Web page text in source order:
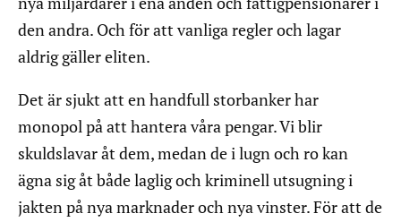
den andra. Och för att vanliga regler och lagar
aldrig gäller eliten.
Det är sjukt att en handfull storbanker har
monopol på att hantera våra pengar. Vi blir
skuldslavar åt dem, medan de i lugn och ro kan
ägna sig åt både laglig och kriminell utsugning i
jakten på nya marknader och nya vinster. För att de